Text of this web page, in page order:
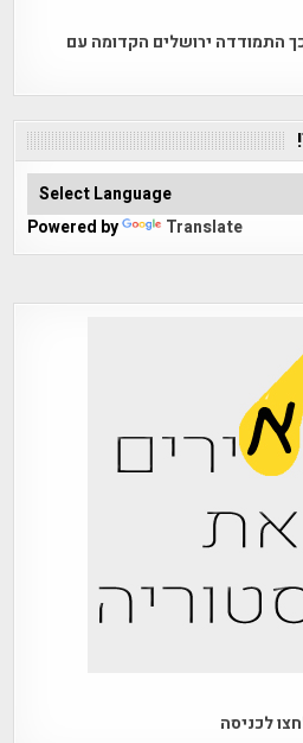
התמודדה ירושלים הקדומה עם
Powered by Translate
לכניסה